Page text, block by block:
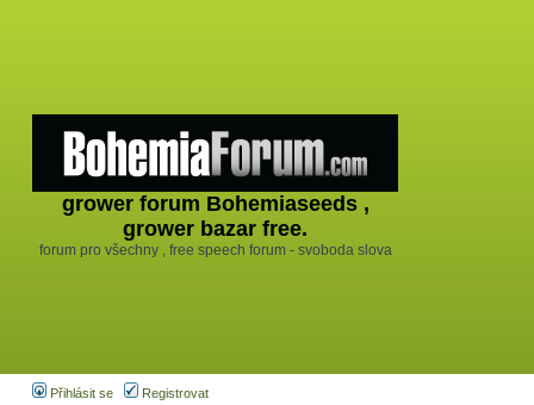
grower forum Bohemiaseeds ,
grower bazar free.
forum pro všechny , free speech forum - svoboda slova
Přihlásit se Registrovat